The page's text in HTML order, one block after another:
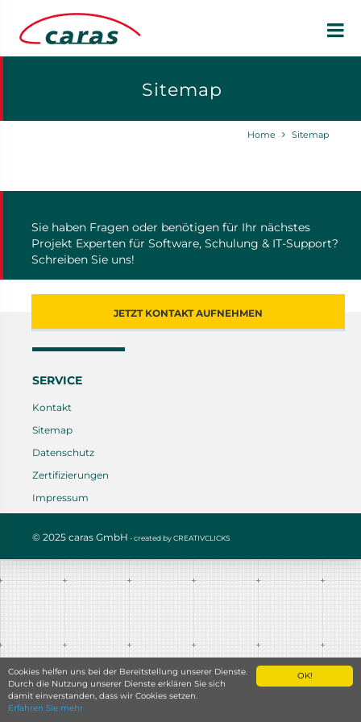
OK!
Cookies helfen uns bei der Bereitstellung unserer Dienste.
Durch die Nutzung unserer Dienste erklären Sie sich
damit einverstanden, dass wir Cookies setzen.
Erfahren Sie mehr
Sitemap
Home Sitemap
Sie haben Fragen oder benötigen für Ihr nächstes
Projekt Experten für Software, Schulung & IT-Support?
Schreiben Sie uns!
JETZT KONTAKT AUFNEHMEN
SERVICE
Kontakt
Sitemap
Datenschutz
Zertifizierungen
Impressum
© 2025 caras GmbH - created byCREATIVCLICKS